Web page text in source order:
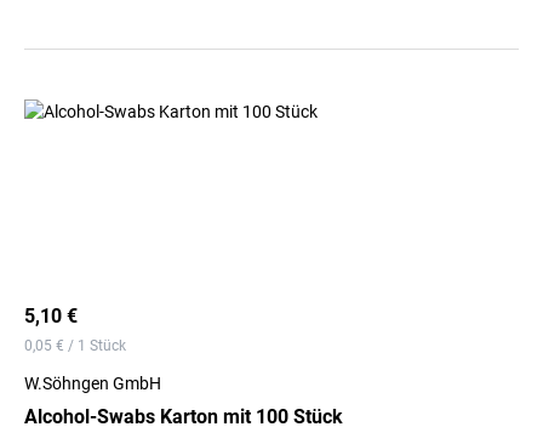
5,10 €
0,05 € / 1 Stück
W.Söhngen GmbH
Alcohol-Swabs Karton mit 100 Stück